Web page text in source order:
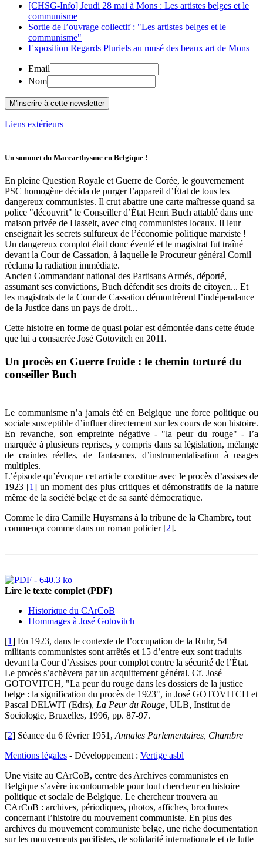
[CHSG-Info] Jeudi 28 mai à Mons : Les artistes belges et le
communisme
Sortie de l’ouvrage collectif : "Les artistes belges et le
communisme"
Exposition Regards Pluriels au musé des beaux art de Mons
Email
Nom
Liens extérieurs
Un sommet du Maccarthysme en Belgique !
En pleine Question Royale et Guerre de Corée, le gouvernement
PSC homogène décida de purger l’appareil d’État de tous les
dangereux communistes. Il crut abattre une carte maîtresse quand sa
police "découvrit" le Conseiller d’État Henri Buch attablé dans une
maison privée de Hasselt, avec cinq communistes locaux. Il leur
enseignait les secrets sulfureux de l’économie politique marxiste !
Un dangereux complot était donc éventé et le magistrat fut traîné
devant la Cour de Cassation, à laquelle le Procureur général Cornil
réclama la radiation immédiate.
Ancien Commandant national des Partisans Armés, déporté,
assumant ses convictions, Buch défendit ses droits de citoyen... Et
les magistrats de la Cour de Cassation démontrèrent l’indépendance
de la Justice dans un pays de droit...
Cette histoire en forme de quasi polar est démontée dans cette étude
que lui a consacrée José Gotovitch en 2011.
Un procès en Guerre froide : le chemin torturé du
conseiller Buch
Le communisme n’a jamais été en Belgique une force politique ou
sociale susceptible d’influer directement sur les cours de son histoire.
En revanche, son empreinte négative - "la peur du rouge" - l’a
marquée à plusieurs reprises, y compris dans sa législation, mélange
de craintes réelles, de fantasmes, d’instrumentalisation à usages
multiples.
L’épisode qu’évoque cet article constitue avec le procès d’assises de
1923 [1] un moment des plus critiques et démonstratifs de la nature
même de la société belge et de sa santé démocratique.
Comme le dira Camille Huysmans à la tribune de la Chambre, tout
commença comme dans un roman policier[2].
Lire le texte complet (PDF)
Historique du CArCoB
Hommages à José Gotovitch
[1] En 1923, dans le contexte de l’occupation de la Ruhr, 54
militants communistes sont arrêtés et 15 d’entre eux sont traduits
devant la Cour d’Assises pour complot contre la sécurité de l’État.
Le procès s’achèvera par un acquittement général. Cf. José
GOTOVITCH, "La peur du rouge dans les dossiers de la justice
belge : la signification du procès de 1923", in José GOTOVITCH et
Pascal DELWIT (Edrs), La Peur du Rouge, ULB, Institut de
Sociologie, Bruxelles, 1996, pp. 87-97.
[2] Séance du 6 février 1951, Annales Parlementaires, Chambre
Mentions légales - Développement : Vertige asbl
Une visite au CArCoB, centre des Archives communistes en
Belgique s’avère incontournable pour tout chercheur en histoire
politique et sociale de Belgique. Le chercheur trouvera au
CArCoB : archives, périodiques, photos, affiches, brochures
concernant l’histoire du mouvement communiste. En plus des
archives du mouvement communiste belge, une riche documentation
sur les mouvements pacifistes, de solidarité internationale et de lutte